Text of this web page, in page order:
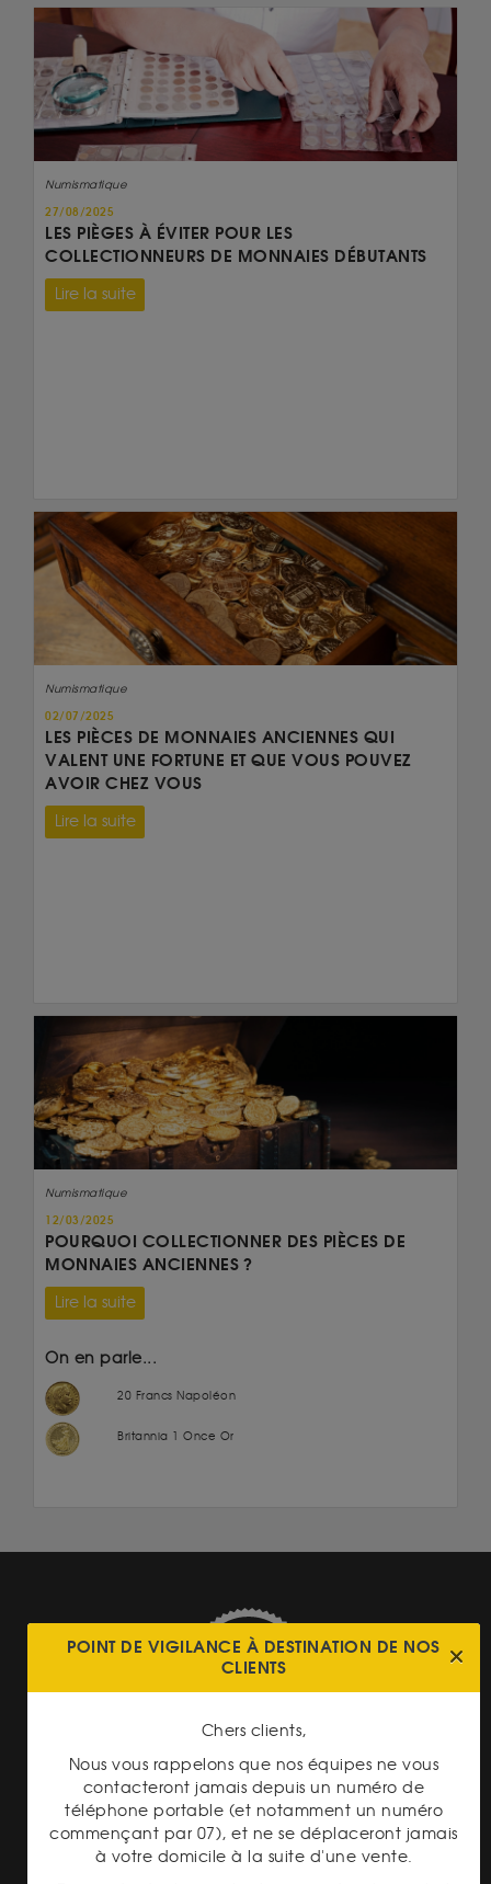
Numismatique
27/08/2025
LES PIÈGES À ÉVITER POUR LES
COLLECTIONNEURS DE MONNAIES DÉBUTANTS
Lire la suite
Numismatique
02/07/2025
LES PIÈCES DE MONNAIES ANCIENNES QUI
VALENT UNE FORTUNE ET QUE VOUS POUVEZ
AVOIR CHEZ VOUS
Lire la suite
Numismatique
12/03/2025
POURQUOI COLLECTIONNER DES PIÈCES DE
MONNAIES ANCIENNES ?
Lire la suite
On en parle...
20 Francs Napoléon
Britannia 1 Once Or
TRANSPARENCE DES
PAIEMENT SECURISÉ
POINT DE VIGILANCE À DESTINATION DE NOS
CLIENTS
Chers clients,
Nous vous rappelons que nos équipes ne vous
contacteront jamais depuis un numéro de
téléphone portable (et notamment un numéro
commençant par 07), et ne se déplaceront jamais
à votre domicile à la suite d'une vente.